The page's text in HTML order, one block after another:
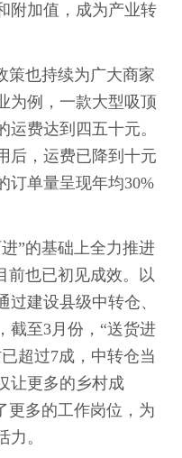
附加值，成为产业转
策也持续为广大商家
为例，一款大型吸顶
费达到四五十元。
后，运费已降到十元
订单量呈现年均30%
”的基础上全力推进
前也已初见成效。以
建设县级中转仓、
截至3月份，“送货进
超过7成，中转仓当
让更多的乡村成
更多的工作岗位，为
。